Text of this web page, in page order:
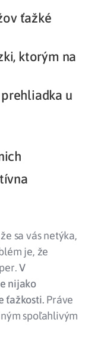
ťažké
ktorým na
u
sa vás netýka,
je, že
V
nijako
ťažkosti. Práve
spoľahlivým